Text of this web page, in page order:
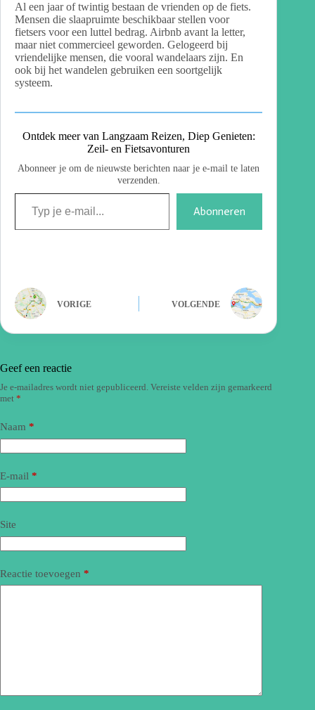
Al een jaar of twintig bestaan de vrienden op de fiets.
Mensen die slaapruimte beschikbaar stellen voor
fietsers voor een luttel bedrag. Airbnb avant la letter,
maar niet commercieel geworden. Gelogeerd bij
vriendelijke mensen, die vooral wandelaars zijn. En
ook bij het wandelen gebruiken een soortgelijk
systeem.
Ontdek meer van Langzaam Reizen, Diep Genieten:
Zeil- en Fietsavonturen
Abonneer je om de nieuwste berichten naar je e-mail te laten
verzenden.
Abonneren
VORIGE VOLGENDE
Geef een reactie
Je e-mailadres wordt niet gepubliceerd. Vereiste velden zijn gemarkeerd
met *
Naam *
E-mail *
Site
Reactie toevoegen *